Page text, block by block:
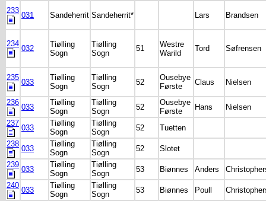
233
031 Sandeherrit Sandeherrit* Lars Brandsen
234
032
Tiølling
Sogn
Tiølling
Sogn
51
Westre
Warild
Tord Søfrensen
235
033
Tiølling
Sogn
Tiølling
Sogn
52
Ousebye
Første
Claus Nielsen
236
033
Tiølling
Sogn
Tiølling
Sogn
52
Ousebye
Første
Hans
Nielsen
237
033
Tiølling
Sogn
Tiølling
Sogn
52
Tuetten
238
033
Tiølling
Sogn
Tiølling
Sogn
52
Slotet
239
033
Tiølling
Sogn
Tiølling
Sogn
53 Biønnes Anders
240
033
Tiølling
Sogn
Tiølling
Sogn
53 Biønnes Poull